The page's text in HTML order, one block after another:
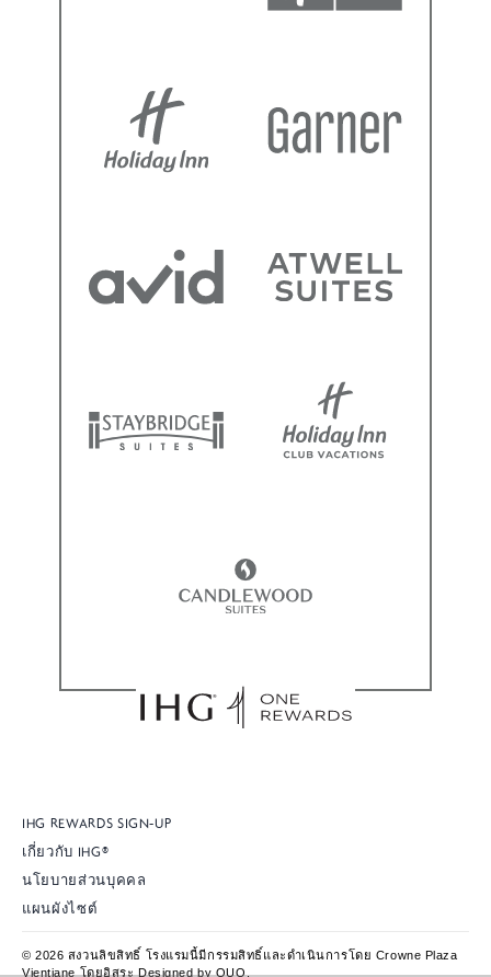
IHG REWARDS SIGN-UP
เกี่ยวกับ IHG®
นโยบายส่วนบุคคล
แผนผังไซต์
© 2026 สงวนลิขสิทธิ์ โรงแรมนี้มีกรรมสิทธิ์และดำเนินการโดย Crowne Plaza
Vientiane โดยอิสระ Designed by QUO.